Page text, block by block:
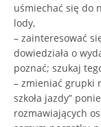
uśmiechać się do
lody,
– zainteresować
dowiedziała o
poznać; szukaj
– zmieniać grupki
szkoła jazdy”
rozmawiających